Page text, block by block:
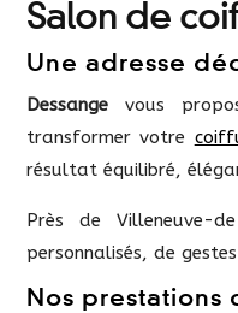
Salon de
Une adresse
Dessange
vous
transformer votre
résultat équilibré,
Près de Villeneuve-
personnalisés, de
Nos prestations